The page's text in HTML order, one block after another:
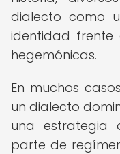
dialecto como
identidad frente
hegemónicas.
En muchos
un dialecto
una estrategia
parte de